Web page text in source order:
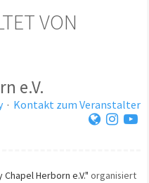
VON
e.V.
· Kontakt zum Veranstalter
Chapel Herborn e.V." organisiert